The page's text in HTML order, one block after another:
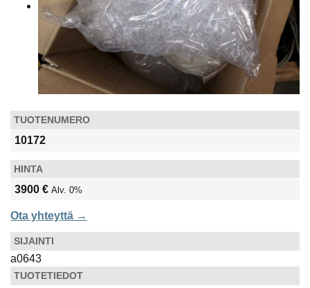
TUOTENUMERO
10172
HINTA
3900 € Alv. 0%
Ota yhteyttä →
SIJAINTI
a0643
TUOTETIEDOT